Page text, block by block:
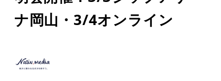
ナ岡山・3/4オンライン